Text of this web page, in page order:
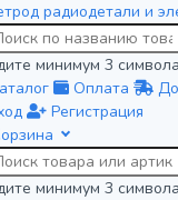
радиодетали и
минимум 3
Оплата
Регистрация
минимум 3